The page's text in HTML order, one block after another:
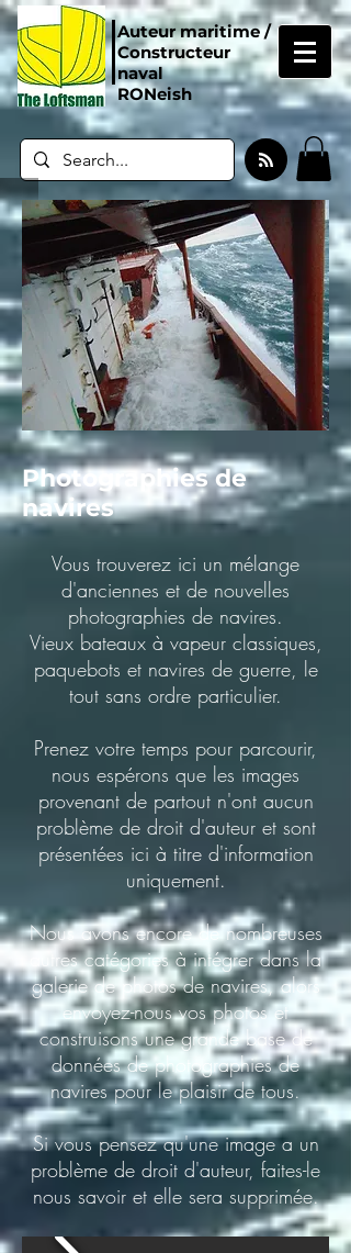
Auteur maritime /
Constructeur
naval
RONeish
Photographies de
navires
Vous trouverez ici un mélange
d'anciennes et de nouvelles
photographies de navires.
Vieux bateaux à vapeur classiques,
paquebots et navires de guerre, le
tout sans ordre particulier.
Prenez votre temps pour parcourir,
nous espérons que les images
provenant de partout n'ont aucun
problème de droit d'auteur et sont
présentées ici à titre d'information
uniquement.
Nous avons encore de nombreuses
autres catégories à intégrer dans la
galerie de photos de navires, alors
envoyez-nous vos photos et
construisons une grande base de
données de photographies de
navires pour le plaisir de tous.
Si vous pensez qu'une image a un
problème de droit d'auteur, faites-le
nous savoir et elle sera supprimée.